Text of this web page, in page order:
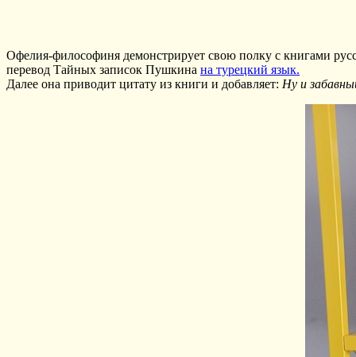
Офелия-философиня демонстрирует свою полку с книгами
перевод Тайных записок Пушкина на турецкий язык.
Далее она приводит цитату из книги и добавляет: Ну и